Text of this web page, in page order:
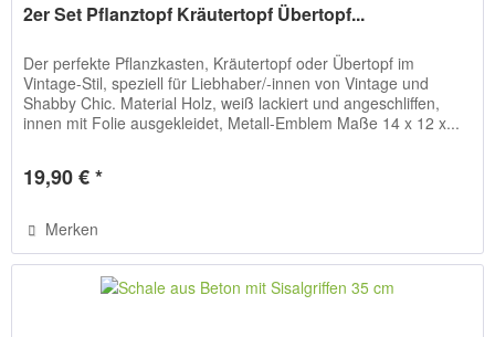
2er Set Pflanztopf Kräutertopf Übertopf...
Der perfekte Pflanzkasten, Kräutertopf oder Übertopf im
Vintage-Stil, speziell für Liebhaber/-innen von Vintage und
Shabby Chic. Material Holz, weiß lackiert und angeschliffen,
innen mit Folie ausgekleidet, Metall-Emblem Maße 14 x 12 x...
19,90 € *
Merken